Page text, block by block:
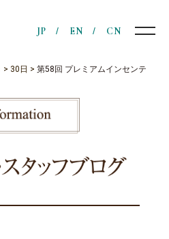
JP EN CN
> 30日 >第58回 プレミアムインセンテ